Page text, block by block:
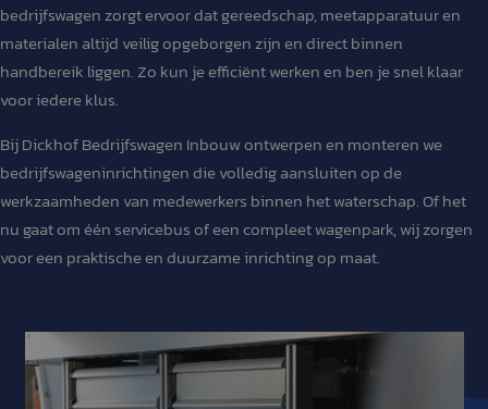
bedrijfswagen zorgt ervoor dat gereedschap, meetapparatuur en
materialen altijd veilig opgeborgen zijn en direct binnen
handbereik liggen. Zo kun je efficiënt werken en ben je snel klaar
voor iedere klus.
Bij Dickhof Bedrijfswagen Inbouw ontwerpen en monteren we
bedrijfswageninrichtingen die volledig aansluiten op de
werkzaamheden van medewerkers binnen het waterschap. Of het
nu gaat om één servicebus of een compleet wagenpark, wij zorgen
voor een praktische en duurzame inrichting op maat.